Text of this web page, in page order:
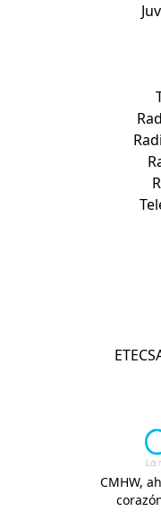
CMHW,